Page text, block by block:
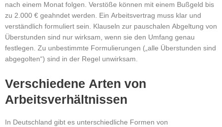
nach einem Monat folgen. Verstöße können mit einem Bußgeld bis
zu 2.000 € geahndet werden.
Ein Arbeitsvertrag muss klar und
verständlich formuliert sein.
Klauseln zur pauschalen Abgeltung von
Überstunden sind nur wirksam, wenn sie den Umfang genau
festlegen. Zu unbestimmte Formulierungen („alle Überstunden sind
abgegolten“) sind in der Regel unwirksam.
Verschiedene Arten von
Arbeitsverhältnissen
In Deutschland gibt es unterschiedliche Formen von